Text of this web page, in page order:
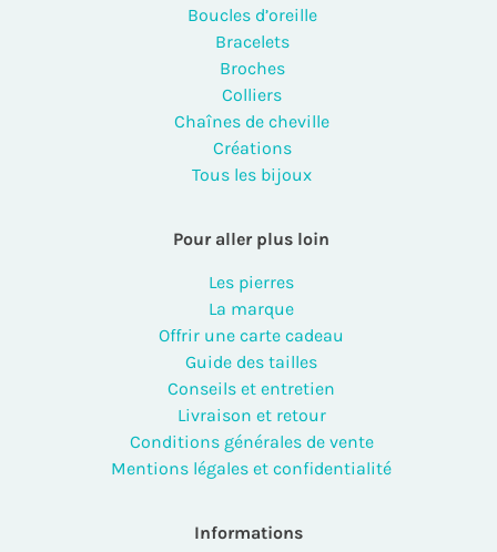
Boucles d’oreille
Bracelets
Broches
Colliers
Chaînes de cheville
Créations
Tous les bijoux
Pour aller plus loin
Les pierres
La marque
Offrir une carte cadeau
Guide des tailles
Conseils et entretien
Livraison et retour
Conditions générales de vente
Mentions légales et confidentialité
Informations